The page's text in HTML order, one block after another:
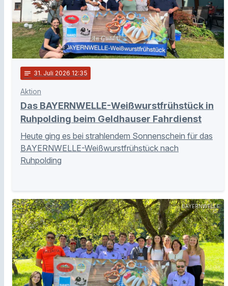
notes 31. Juli 2026 12:35
Aktion
Das BAYERNWELLE-Weißwurstfrühstück in
Ruhpolding beim Geldhauser Fahrdienst
Heute ging es bei strahlendem Sonnenschein für das
BAYERNWELLE-Weißwurstfrühstück nach
Ruhpolding
BAYERNWELLE